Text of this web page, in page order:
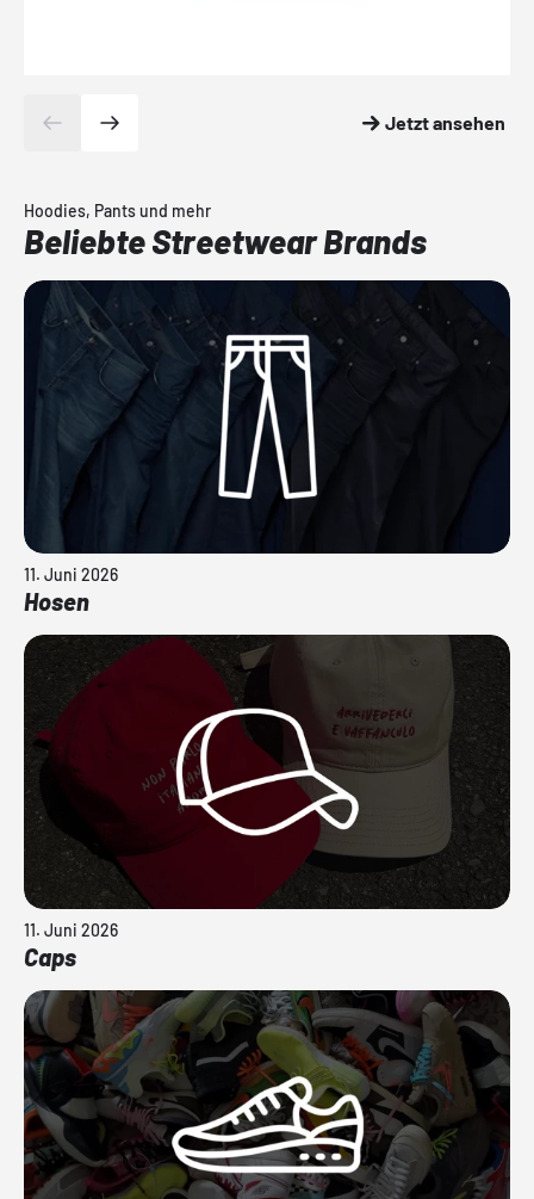
Jetzt ansehen
Hoodies, Pants und mehr
Beliebte Streetwear Brands
11. Juni 2026
Hosen
11. Juni 2026
Caps